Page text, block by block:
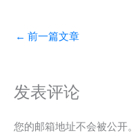
← 前一篇文章
发表评论
您的邮箱地址不会被公开。